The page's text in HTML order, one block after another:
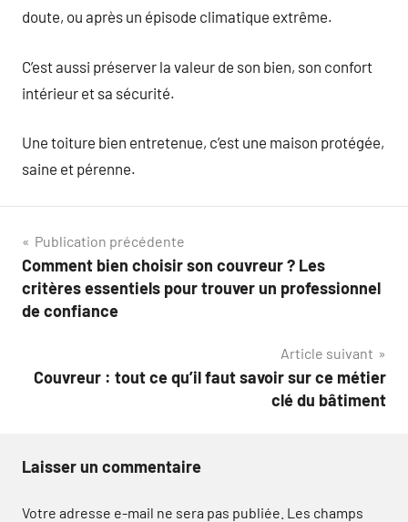
doute, ou après un épisode climatique extrême.
C’est aussi préserver la valeur de son bien, son confort
intérieur et sa sécurité.
Une toiture bien entretenue, c’est une maison protégée,
saine et pérenne.
Navigation
de
l’article
Publication précédente
Comment bien choisir son couvreur ? Les
critères essentiels pour trouver un professionnel
de confiance
Article suivant
Couvreur : tout ce qu’il faut savoir sur ce métier
clé du bâtiment
Laisser un commentaire
Votre adresse e-mail ne sera pas publiée. Les champs